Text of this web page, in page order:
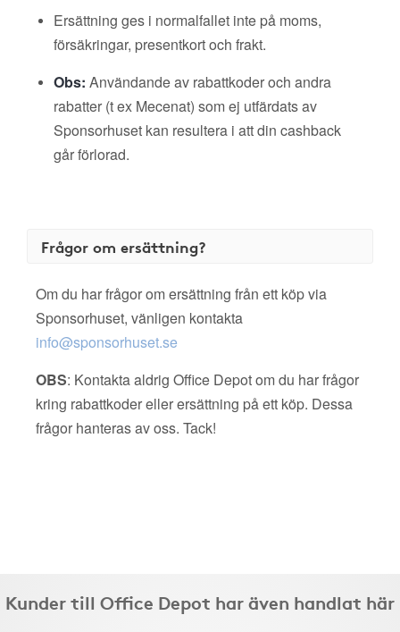
Ersättning ges i normalfallet inte på moms,
försäkringar, presentkort och frakt.
Obs: Användande av rabattkoder och andra
rabatter (t ex Mecenat) som ej utfärdats av
Sponsorhuset kan resultera i att din cashback
går förlorad.
Frågor om ersättning?
Om du har frågor om ersättning från ett köp via
Sponsorhuset, vänligen kontakta
info@sponsorhuset.se
OBS: Kontakta aldrig Office Depot om du har frågor
kring rabattkoder eller ersättning på ett köp. Dessa
frågor hanteras av oss. Tack!
Kunder till Office Depot har även handlat här